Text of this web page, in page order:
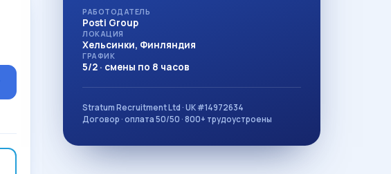
РАБОТОДАТЕЛЬ
Posti Group
ЛОКАЦИЯ
Хельсинки, Финляндия
ГРАФИК
5/2 · смены по 8 часов
Stratum Recruitment Ltd · UK #14972634
Договор · оплата 50/50 · 800+ трудоустроены